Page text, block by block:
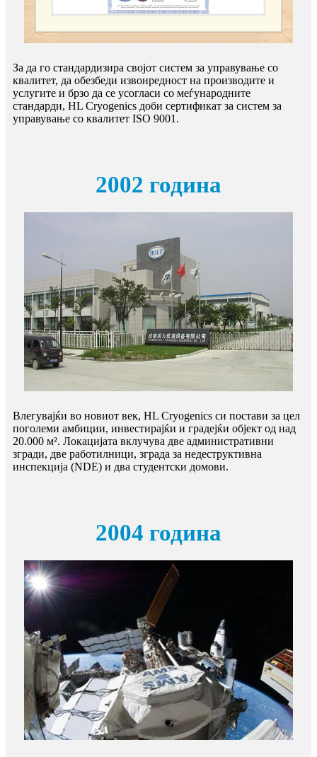
За да го стандардизира својот систем за управување со
квалитет, да обезбеди извонредност на производите и
услугите и брзо да се усогласи со меѓународните
стандарди, HL Cryogenics доби сертификат за систем за
управување со квалитет ISO 9001.
2002 година
Влегувајќи во новиот век, HL Cryogenics си постави за цел
поголеми амбиции, инвестирајќи и градејќи објект од над
20.000 м². Локацијата вклучува две административни
згради, две работилници, зграда за недеструктивна
инспекција (NDE) и два студентски домови.
2004 година